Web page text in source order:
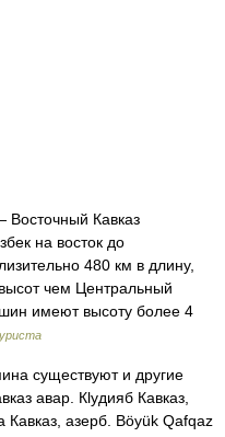
Восточный Кавказ
на восток до
480 км в длину,
чем Центральный
имеют высоту более 4
существуют и другие
авар. Кlудияб Кавказ,
Кавказ, азерб. Böyük Qafqaz